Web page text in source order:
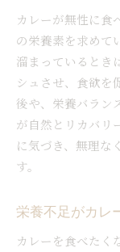
カレーが無性に食
の栄養素を求めて
溜まっているとき
シュさせ、食欲を
後や、栄養バラン
が自然とリカバリ
に気づき、無理な
す。
栄養不足がカレ
カレーを食べたく